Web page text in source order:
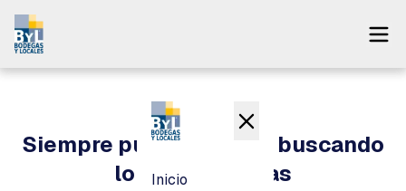
Nosotros
Inicio
Siempre puedes seguir buscando
lo que necesitas